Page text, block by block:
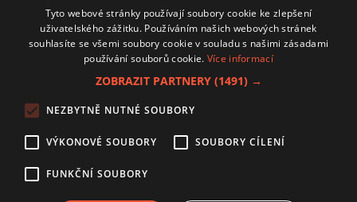
Přihlášením k newsletteru vyjadřujete svůj souhlas spodmínkami
zpracování osobních údajů.
Zásady používání souborů cookies
Autoři
Nastavení cookies
CZECH
Tyto webové stránky používají soubory cookie ke zlepšení
uživatelského zážitku. Používáním našich webových stránek
souhlasíte se všemi soubory cookie v souladu s našimi zásadami
používání souborů cookie. Více informací
ZOBRAZIT PARTNERY (1491) →
NEZBYTNĚ NUTNÉ SOUBORY
VÝKONOVÉ SOUBORY SOUBORY CÍLENÍ
FUNKČNÍ SOUBORY